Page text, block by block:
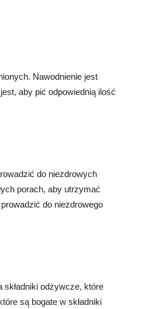
Nawodnienie jest
aby pić odpowiednią ilość
do niezdrowych
porach, aby utrzymać
do niezdrowego
odżywcze, które
są bogate w składniki